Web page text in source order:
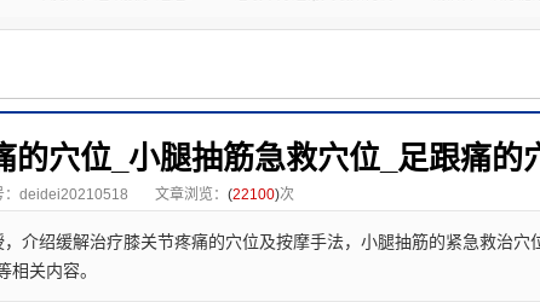
的穴位_小腿抽筋急救穴位_足跟痛的
：deidei20210518 文章浏览： (22100)次
介绍缓解治疗膝关节疼痛的穴位及按摩手法，小腿抽筋的紧急救治穴
相关内容。